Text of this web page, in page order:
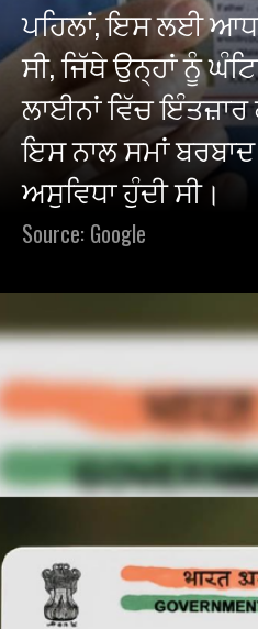
ਪਹਿਲਾਂ, ਇਸ ਲਈ
ਸੀ, ਜਿੱਥੇ ਉਨ੍ਹਾਂ ਨੂੰ
ਲਾਈਨਾਂ ਵਿੱਚ ਇੰਤਜ਼ਾਰ
ਇਸ ਨਾਲ ਸਮਾਂ
ਅਸੁਵਿਧਾ ਹੁੰਦੀ ਸੀ।
Source: Google